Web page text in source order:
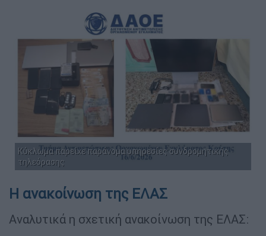
Κύκλωμα παρείχε παράνομα υπηρεσίες συνδρομητικής
τηλεόρασης
Η ανακοίνωση της ΕΛΑΣ
Αναλυτικά η σχετική ανακοίνωση της ΕΛΑΣ: